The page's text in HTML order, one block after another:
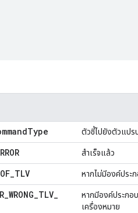
Type ตัวชี้ไปยังตัวแปร
สำเร็จแล้ว
OF_TLV หากไม่มีองค์ประ
_WRONG_TLV_
หากมีองค์ประกอ
เครื่องหมาย